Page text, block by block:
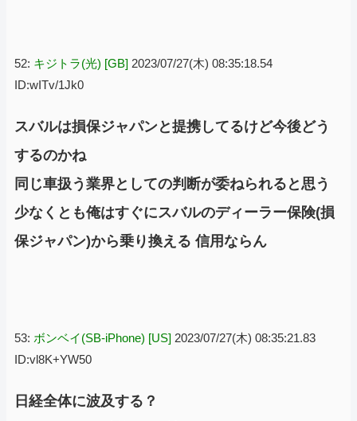
52: キジトラ(光) [GB] 2023/07/27(木) 08:35:18.54
ID:wITv/1Jk0
スバルは損保ジャパンと提携してるけど今後どう
するのかね
同じ車扱う業界としての判断が委ねられると思う
少なくとも俺はすぐにスバルのディーラー保険(損
保ジャパン)から乗り換える 信用ならん
53: ボンベイ(SB-iPhone) [US] 2023/07/27(木) 08:35:21.83
ID:vl8K+YW50
日経全体に波及する？